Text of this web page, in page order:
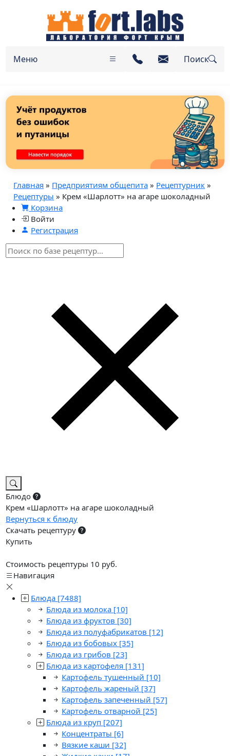
Меню Поиск
Главная » Предприятиям общепита » Рецептурник »
Рецептуры » Крем «Шарлотт» на агаре шоколадный
Корзина
Войти
Регистрация
Блюдо
Крем «Шарлотт» на агаре шоколадный
Вернуться к блюду
Скачать рецептуру
Купить
Стоимость рецептуры 10 руб.
Навигация
Блюда [7488]
Блюда из молока [10]
Блюда из фруктов [30]
Блюда из полуфабрикатов [12]
Блюда из бобовых [35]
Блюда из грибов [23]
Блюда из картофеля [131]
Картофель тушенный [10]
Картофель жареный [37]
Картофель запеченный [57]
Картофель отварной [25]
Блюда из круп [207]
Концентраты [6]
Вязкие каши [32]